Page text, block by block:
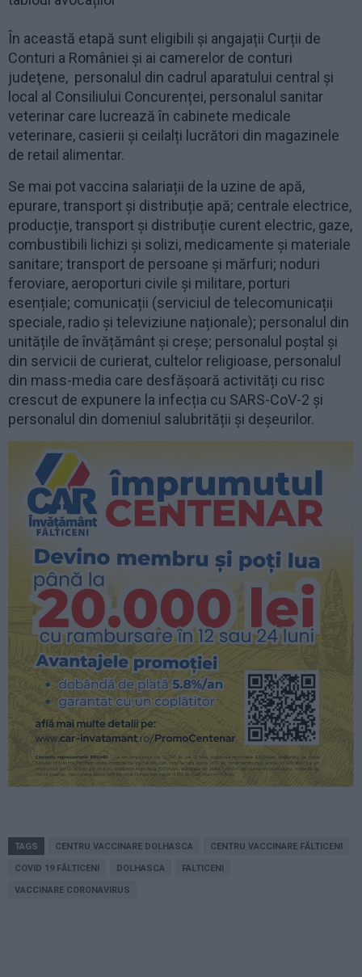
În această etapă sunt eligibili și angajații Curții de
Conturi a României și ai camerelor de conturi
judeţene, personalul din cadrul aparatului central și
local al Consiliului Concurenței, personalul sanitar
veterinar care lucrează în cabinete medicale
veterinare, casierii și ceilalți lucrători din magazinele
de retail alimentar.
Se mai pot vaccina salariații de la uzine de apă,
epurare, transport și distribuție apă; centrale electrice,
producție, transport și distribuție curent electric, gaze,
combustibili lichizi și solizi, medicamente și materiale
sanitare; transport de persoane și mărfuri; noduri
feroviare, aeroporturi civile și militare, porturi
esențiale; comunicații (serviciul de telecomunicații
speciale, radio și televiziune naționale); personalul din
unitățile de învățământ și creșe; personalul poștal și
din servicii de curierat, cultelor religioase, personalul
din mass-media care desfășoară activități cu risc
crescut de expunere la infecția cu SARS-CoV-2 și
personalul din domeniul salubrității și deșeurilor.
TAGS CENTRU VACCINARE DOLHASCA CENTRU VACCINARE FĂLTICENI
COVID 19 FĂLTICENI DOLHASCA FALTICENI
VACCINARE CORONAVIRUS